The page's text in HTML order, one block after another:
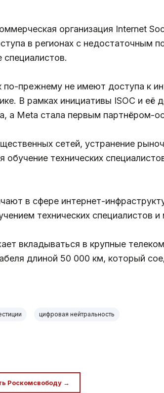
организация Internet
в регионах с недостаточным
специалистов.
прежнему не имеют доступа к
В рамках инициативы ISOC и её
а Meta стала первым партнёром-
сетей, устранение
технических
в сфере интернет-
технических специалистов
вкладываться в крупные
длиной 50 000 км, который
цифровая нейтральность
Роскомсвободу →